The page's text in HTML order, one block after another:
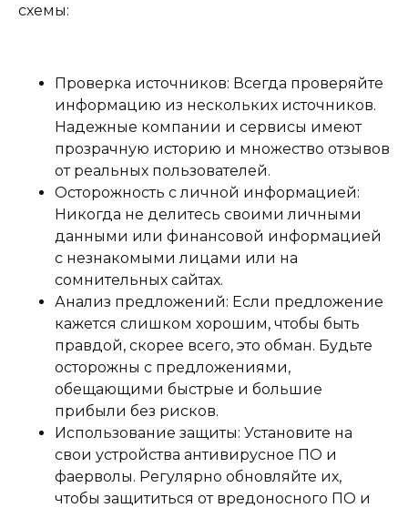
схемы:
Проверка источников: Всегда проверяйте
информацию из нескольких источников.
Надежные компании и сервисы имеют
прозрачную историю и множество отзывов
от реальных пользователей.
Осторожность с личной информацией:
Никогда не делитесь своими личными
данными или финансовой информацией
с незнакомыми лицами или на
сомнительных сайтах.
Анализ предложений: Если предложение
кажется слишком хорошим, чтобы быть
правдой, скорее всего, это обман. Будьте
осторожны с предложениями,
обещающими быстрые и большие
прибыли без рисков.
Использование защиты: Установите на
свои устройства антивирусное ПО и
фаерволы. Регулярно обновляйте их,
чтобы защититься от вредоносного ПО и